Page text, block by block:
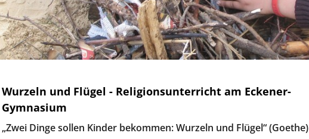
Wurzeln und Flügel - Religionsunterricht am Eckener-
Gymnasium
„Zwei Dinge sollen Kinder bekommen: Wurzeln und Flügel“ (Goethe)